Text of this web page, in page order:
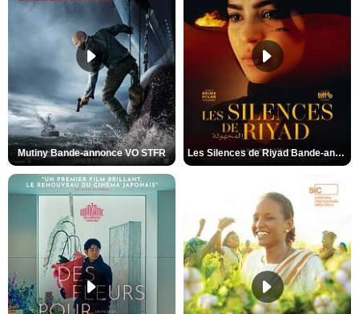
Mutiny Bande-annonce VO STFR Les Silences de Riyad Bande-annonce VO STFR